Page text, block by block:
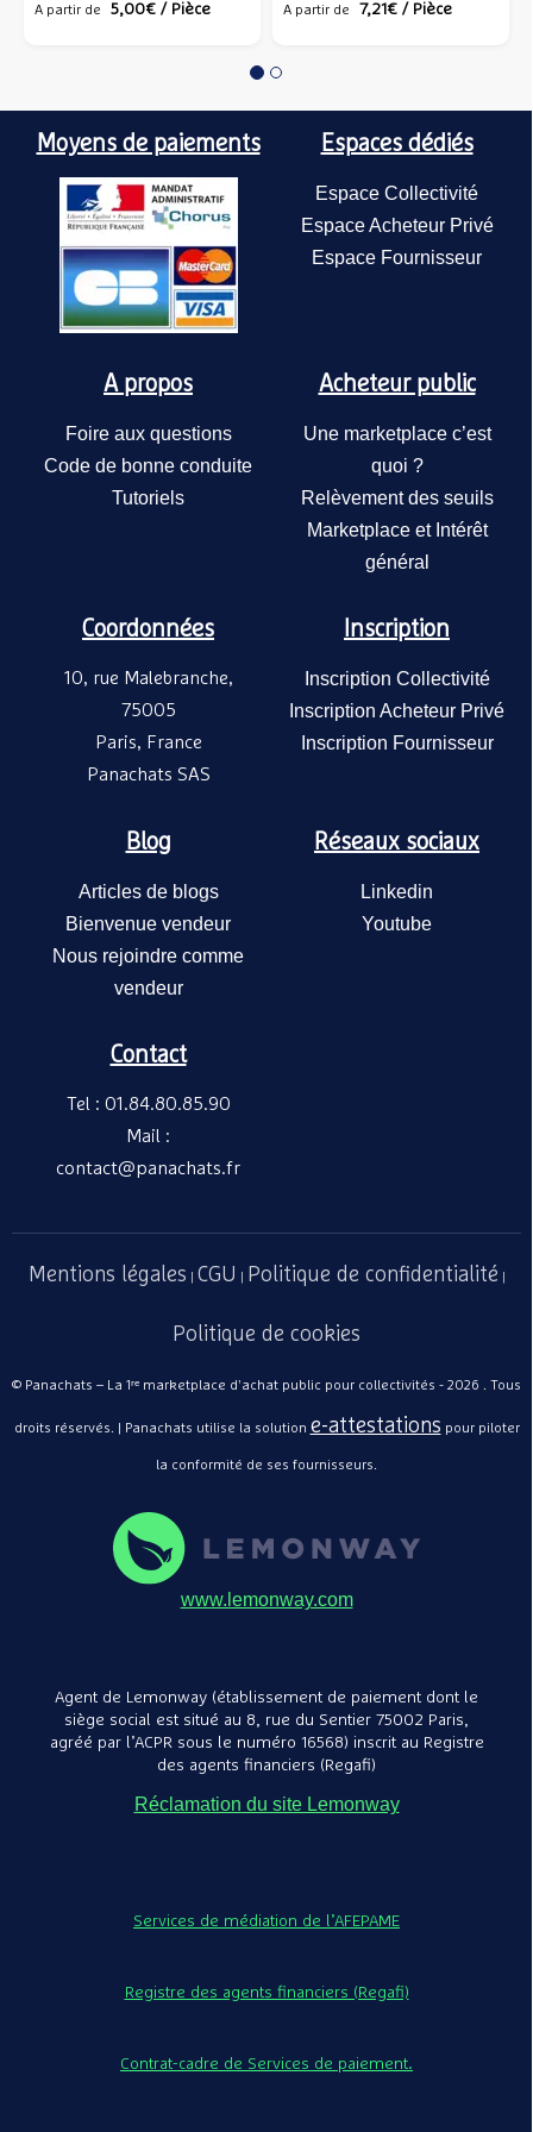
100,50€/ Pièce
91,24€/ Pièce
377,00€/ Pièce
Sous-face Plus pour
écrans de projection 240
414,00€
Rampe d'éclairage LED –
Ulmann
Ulmann
Meuble d'angle – Ulmann
661,15€/ Pièce
Bandes métalliques
adhésives (x10) –
48,14€
Réglures Seyès et
Moyens de paiements Espaces dédiés
Espace Collectivité
Espace Acheteur Privé
Espace Fournisseur
A propos
Foire aux questions
Code de bonne conduite
Tutoriels
Acheteur public
Une marketplace c’est
quoi ?
Relèvement des seuils
Marketplace et Intérêt
général
Coordonnées
10, rue Malebranche,
75005
Paris, France
Panachats SAS
Inscription
Inscription Collectivité
Inscription Acheteur Privé
Inscription Fournisseur
Blog
Articles de blogs
Bienvenue vendeur
Nous rejoindre comme
vendeur
Réseaux sociaux
Linkedin
Youtube
Contact
Tel : 01.84.80.85.90
Mail :
contact@panachats.fr
Mentions légales CGU Politique de confidentialité
Politique de cookies
© Panachats – La 1ʳᵉ marketplace d'achat public pour collectivités - 2026 . Tous
droits réservés. | Panachats utilise la solution e-attestations pour piloter
la conformité de ses fournisseurs.
www.lemonway.com
Agent de Lemonway (établissement de paiement dont le
siège social est situé au 8, rue du Sentier 75002 Paris,
agréé par l’ACPR sous le numéro 16568) inscrit au Registre
des agents financiers (Regafi)
Réclamation du site Lemonway
Services de médiation de l’AFEPAME
Registre des agents financiers (Regafi)
Contrat-cadre de Services de paiement.